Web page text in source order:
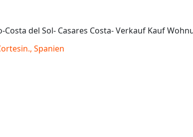
Spanien